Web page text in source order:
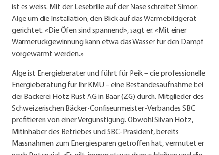
ist es weiss. Mit der Lesebrille auf der Nase schreitet Simon
Alge um die Installation, den Blick auf das Wärmebildgerät
gerichtet. «Die Öfen sind spannend», sagt er. «Mit einer
Wärmerückgewinnung kann etwa das Wasser für den Dampf
vorgewärmt werden.»
Alge ist Energieberater und führt für Peik – die professionelle
Energieberatung für Ihr KMU – eine Bestandesaufnahme bei
der Bäckerei Hotz Rust AG in Baar (ZG) durch. Mitglieder des
Schweizerischen Bäcker-Confiseurmeister-Verbandes SBC
profitieren von einer Vergünstigung. Obwohl Silvan Hotz,
Mitinhaber des Betriebes und SBC-Präsident, bereits
Massnahmen zum Energiesparen getroffen hat, vermutet er